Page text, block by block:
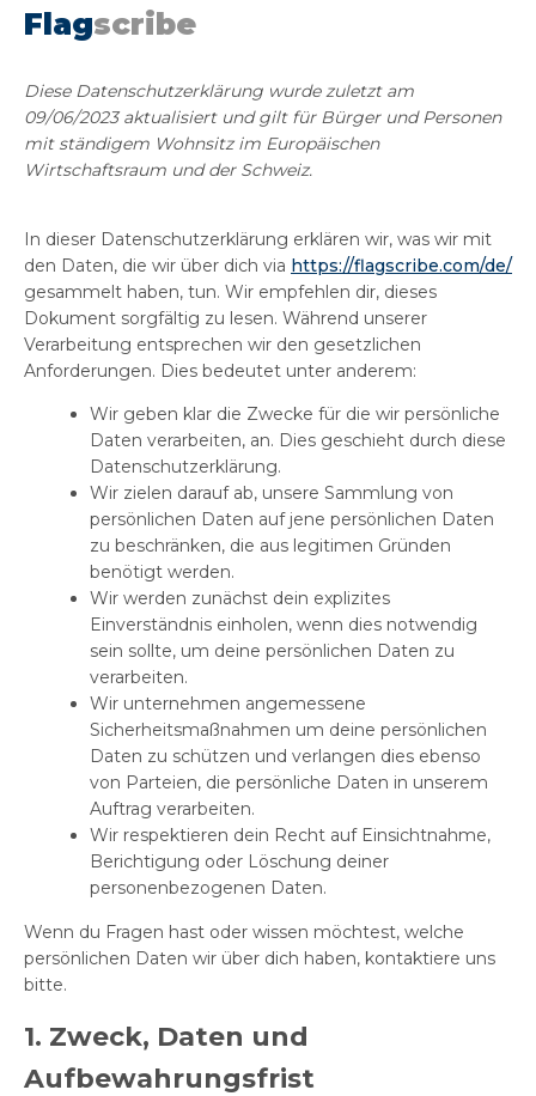
Flagscribe
Diese Datenschutzerklärung wurde zuletzt am
09/06/2023 aktualisiert und gilt für Bürger und Personen
mit ständigem Wohnsitz im Europäischen
Wirtschaftsraum und der Schweiz.
In dieser Datenschutzerklärung erklären wir, was wir mit
den Daten, die wir über dich via https://flagscribe.com/de/
gesammelt haben, tun. Wir empfehlen dir, dieses
Dokument sorgfältig zu lesen. Während unserer
Verarbeitung entsprechen wir den gesetzlichen
Anforderungen. Dies bedeutet unter anderem:
Wir geben klar die Zwecke für die wir persönliche
Daten verarbeiten, an. Dies geschieht durch diese
Datenschutzerklärung.
Wir zielen darauf ab, unsere Sammlung von
persönlichen Daten auf jene persönlichen Daten
zu beschränken, die aus legitimen Gründen
benötigt werden.
Wir werden zunächst dein explizites
Einverständnis einholen, wenn dies notwendig
sein sollte, um deine persönlichen Daten zu
verarbeiten.
Wir unternehmen angemessene
Sicherheitsmaßnahmen um deine persönlichen
Daten zu schützen und verlangen dies ebenso
von Parteien, die persönliche Daten in unserem
Auftrag verarbeiten.
Wir respektieren dein Recht auf Einsichtnahme,
Berichtigung oder Löschung deiner
personenbezogenen Daten.
Wenn du Fragen hast oder wissen möchtest, welche
persönlichen Daten wir über dich haben, kontaktiere uns
bitte.
1. Zweck, Daten und
Aufbewahrungsfrist